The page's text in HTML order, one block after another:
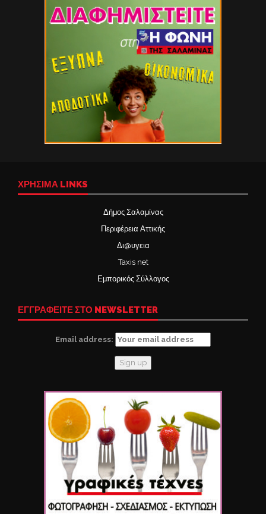
ΧΡΉΣΙΜΑ LINKS
Δήμος Σαλαμίνας
Περιφέρεια Αττικής
Δι@υγεια
Taxis net
Εμπορικός Σύλλογος
ΕΓΓΡΑΦΕΙΤΕ ΣΤΟ NEWSLETTER
Email address: